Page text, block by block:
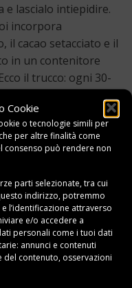
Cookie
o tecnologie simili per
per altre finalità come
consenso può rendere non
parti selezionate, tra cui
indirizzo, potremmo
l’identificazione attraverso
e/o accedere a
personali come i tuoi dati
annunci e contenuti
del contenuto, osservazioni
e lascialo intiepidire.
incorpora
il cacao setacciato e il
in un contenitore
il trucco: ogni 30-
forchetta o una frusta
Questo processo
la mantecazione
congelare
panna fresca molto
e gli aromi
solo 2-3 volte.
pochi ingredientiin